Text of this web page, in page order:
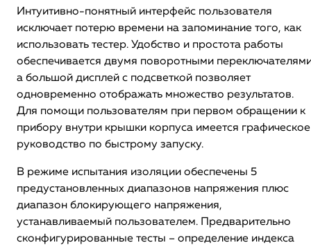
Интуитивно-понятный интерфейс пользователя
исключает потерю времени на запоминание того, как
использовать тестер. Удобство и простота работы
обеспечивается двумя поворотными
а большой дисплей с подсветкой позволяет
одновременно отображать множество результатов.
Для помощи пользователям при первом обращении к
прибору внутри крышки корпуса имеется графическое
руководство по быстрому запуску.
В режиме испытания изоляции обеспечены 5
предустановленных диапазонов напряжения плюс
диапазон блокирующего напряжения,
устанавливаемый пользователем. Предварительно
сконфигурированные тесты – определение индекса